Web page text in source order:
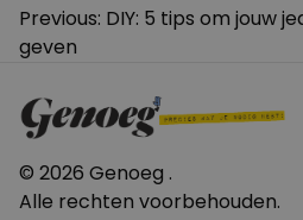
Bericht
navigatie
Previous: DIY: 5 tips om jouw
geven
© 2026 Genoeg .
Alle rechten voorbehouden.